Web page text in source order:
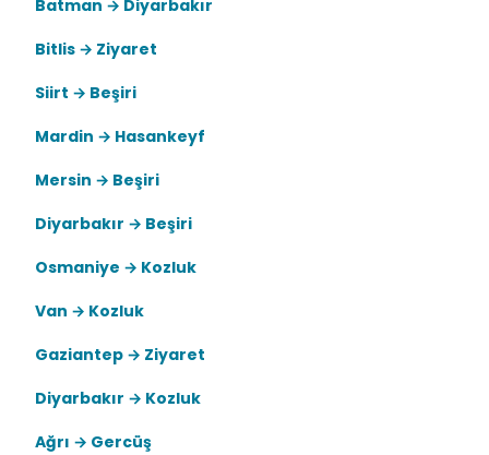
Batman → Diyarbakır
Bitlis → Ziyaret
Siirt → Beşiri
Mardin → Hasankeyf
Mersin → Beşiri
Diyarbakır → Beşiri
Osmaniye → Kozluk
Van → Kozluk
Gaziantep → Ziyaret
Diyarbakır → Kozluk
Ağrı → Gercüş